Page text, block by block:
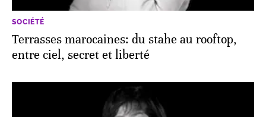
SOCIÉTÉ
Terrasses marocaines: du stahe au rooftop,
entre ciel, secret et liberté